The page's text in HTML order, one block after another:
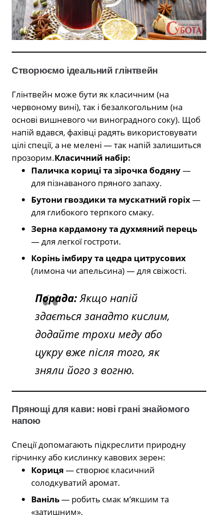
Створюємо ідеальний глінтвейн
Глінтвейн може бути як класичним (на
червоному вині), так і безалкогольним (на
основі вишневого чи виноградного соку). Щоб
напій вдався, фахівці радять використовувати
цілі спеції, а не мелені — так напій залишиться
прозорим.Класичний набір:
Паличка кориці та зірочка бодяну—
для пізнаваного пряного запаху.
Бутони гвоздики та мускатний горіх—
для глибокого терпкого смаку.
Зерна кардамону та духмяний перець
— для легкої гостроти.
Корінь імбиру та цедра цитрусових
(лимона чи апельсина) — для свіжості.
Порада: Якщо напій
здається занадто кислим,
додайте трохи меду або
цукру вже після того, як
зняли його з вогню.
Прянощі для кави: нові грані знайомого
напою
Спеції допомагають підкреслити природну
гірчинку або кислинку кавових зерен:
Кориця — створює класичний
солодкуватий аромат.
Ваніль— робить смак м’якшим та
«затишним».